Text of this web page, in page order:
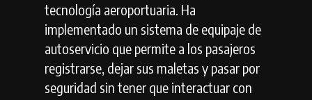
tecnología aeroportuaria. Ha
implementado un sistema de equipaje de
autoservicio que permite a los pasajeros
registrarse, dejar sus maletas y pasar por
seguridad sin tener que interactuar con